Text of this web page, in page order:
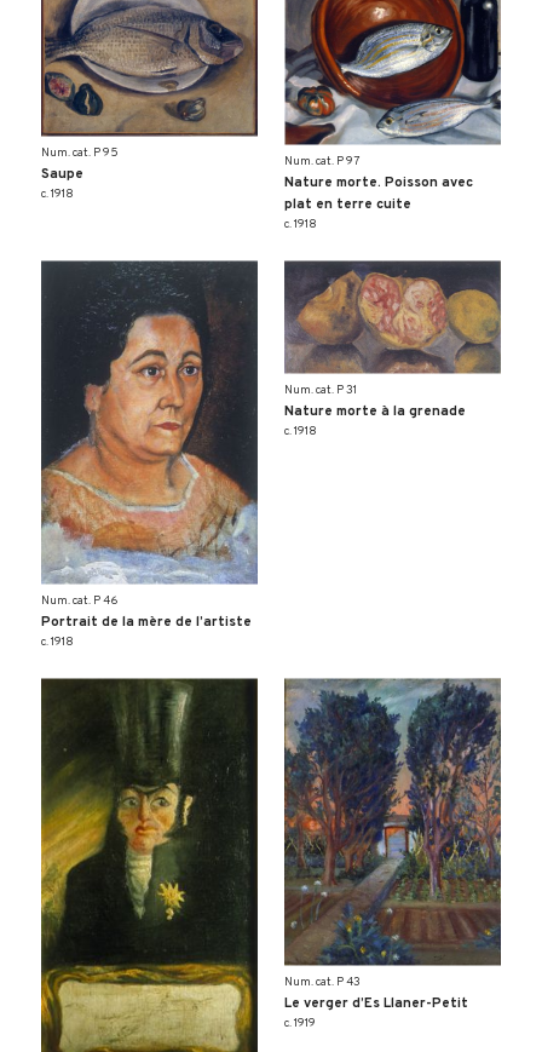
Num. cat. P 95
Saupe
c. 1918
Num. cat. P 97
Nature morte. Poisson avec
plat en terre cuite
c. 1918
Num. cat. P 46
Portrait de la mère de l’artiste
c. 1918
Num. cat. P 31
Nature morte à la grenade
c. 1918
Num. cat. P 43
Le verger d’Es Llaner-Petit
c. 1919